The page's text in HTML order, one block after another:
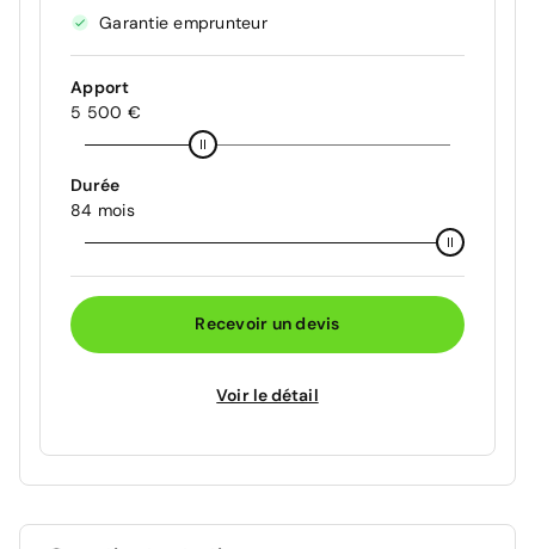
Garantie emprunteur
Apport
5 500 €
Durée
84 mois
Recevoir un devis
Voir le détail